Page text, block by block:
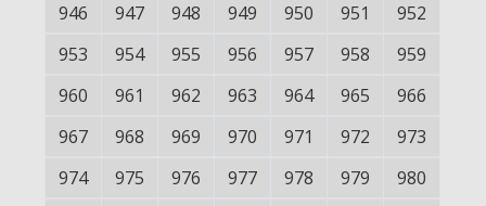
946
947 948 949 950 951
952
953
954 955 956 957 958
959
960
961 962 963 964 965
966
967
968 969 970 971 972
973
974
975 976 977 978 979
980